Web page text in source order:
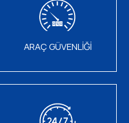
ARAÇ GÜVENLİĞİ